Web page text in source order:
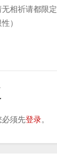
无相祈请都限
）
必须先登录。